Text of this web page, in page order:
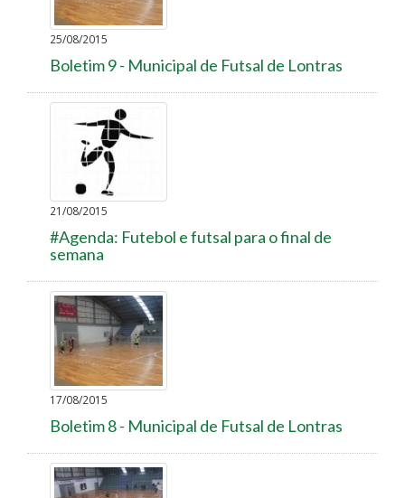
25/08/2015
Boletim 9 - Municipal de Futsal de Lontras
21/08/2015
#Agenda: Futebol e futsal para o final de
semana
17/08/2015
Boletim 8 - Municipal de Futsal de Lontras